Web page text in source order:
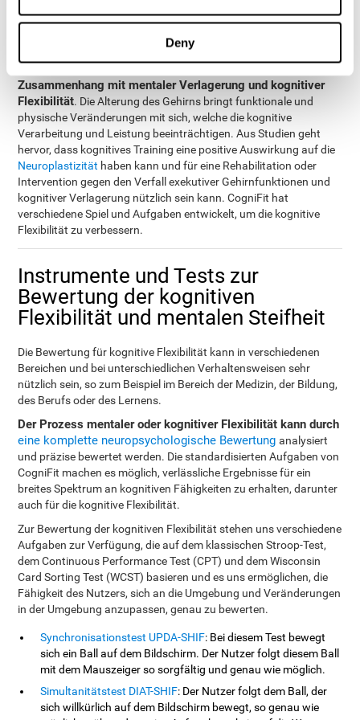
Deny
Zwangsstörung (OCD),Schizophrenie,Autimus-Spektrum-
Störung
Essstörung
einer Suchterkrangung
Zusammenhang mit mentaler Verlagerung und kognitiver
Flexibilität. Die Alterung des Gehirns bringt funktionale und
physische Veränderungen mit sich, welche die kognitive
Verarbeitung und Leistung beeinträchtigen. Aus Studien geht
hervor, dass kognitives Training eine positive Auswirkung auf die
Neuroplastizität haben kann und für eine Rehabilitation oder
Intervention gegen den Verfall exekutiver Gehirnfunktionen und
kognitiver Verlagerung nützlich sein kann. CogniFit hat
verschiedene Spiel und Aufgaben entwickelt, um die kognitive
Flexibilität zu verbessern.
Instrumente und Tests zur
Bewertung der kognitiven
Flexibilität und mentalen Steifheit
Die Bewertung für kognitive Flexibilität kann in verschiedenen
Bereichen und bei unterschiedlichen Verhaltensweisen sehr
nützlich sein, so zum Beispiel im Bereich der Medizin, der Bildung,
des Berufs oder des Lernens.
Der Prozess mentaler oder kognitiver Flexibilität kann durch
eine komplette neuropsychologische Bewertunganalysiert
und präzise bewertet werden. Die standardisierten Aufgaben von
CogniFit machen es möglich, verlässliche Ergebnisse für ein
breites Spektrum an kognitiven Fähigkeiten zu erhalten, darunter
auch für die kognitive Flexibilität.
Zur Bewertung der kognitiven Flexibilität stehen uns verschiedene
Aufgaben zur Verfügung, die auf dem klassischen Stroop-Test,
dem Continuous Performance Test (CPT) und dem Wisconsin
Card Sorting Test (WCST) basieren und es uns ermöglichen, die
Fähigkeit des Nutzers, sich an die Umgebung und Veränderungen
in der Umgebung anzupassen, genau zu bewerten.
Synchronisationstest UPDA-SHIF: Bei diesem Test bewegt
sich ein Ball auf dem Bildschirm. Der Nutzer folgt diesem Ball
mit dem Mauszeiger so sorgfältig und genau wie möglich.
Simultanitätstest DIAT-SHIF: Der Nutzer folgt dem Ball, der
sich willkürlich auf dem Bildschirm bewegt, so genau wie